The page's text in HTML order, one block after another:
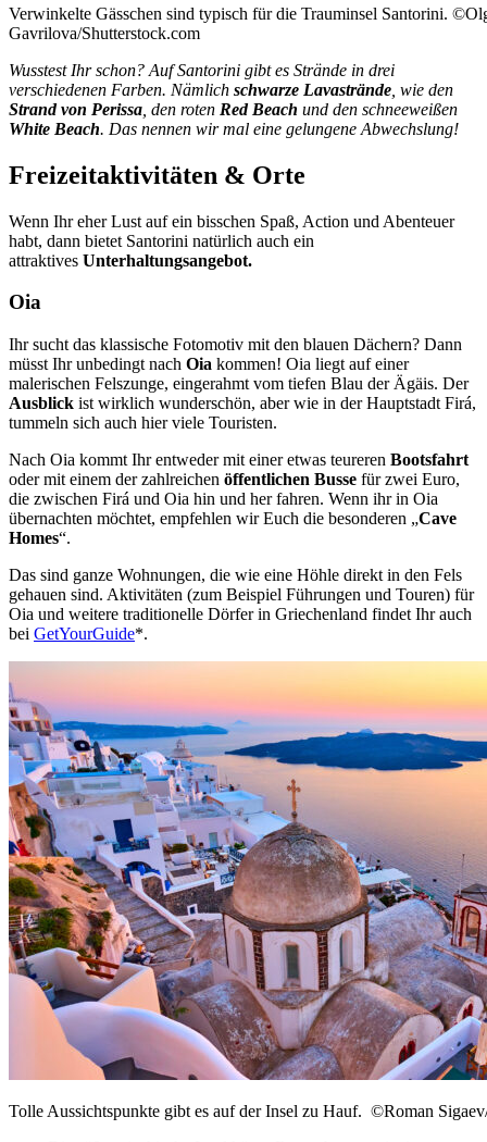
Verwinkelte Gässchen sind typisch für die Trauminsel Santorini.
Gavrilova/Shutterstock.com
Wusstest Ihr schon? Auf Santorini gibt es Strände in drei
verschiedenen Farben. Nämlich schwarze Lavastrände , wie den
Strand von Perissa , den roten Red Beach und den schneeweißen
White Beach. Das nennen wir mal eine gelungene Abwechslung!
Freizeitaktivitäten & Orte
Wenn Ihr eher Lust auf ein bisschen Spaß, Action und Abenteuer
habt, dann bietet Santorini natürlich auch ein
attraktives Unterhaltungsangebot.
Oia
Ihr sucht das klassische Fotomotiv mit den blauen Dächern? Dann
müsst Ihr unbedingt nach Oia kommen! Oia liegt auf einer
malerischen Felszunge, eingerahmt vom tiefen Blau der Ägäis. Der
Ausblick ist wirklich wunderschön, aber wie in der Hauptstadt Firá,
tummeln sich auch hier viele Touristen.
Nach Oia kommt Ihr entweder mit einer etwas teureren Bootsfahrt
oder mit einem der zahlreichen öffentlichen Busse für zwei Euro,
die zwischen Firá und Oia hin und her fahren. Wenn ihr in Oia
übernachten möchtet, empfehlen wir Euch die besonderen „Cave
Homes“.
Das sind ganze Wohnungen, die wie eine Höhle direkt in den Fels
gehauen sind. Aktivitäten (zum Beispiel Führungen und Touren) für
Oia und weitere traditionelle Dörfer in Griechenland findet Ihr auch
bei GetYourGuide*.
Tolle Aussichtspunkte gibt es auf der Insel zu Hauf. ©Roman